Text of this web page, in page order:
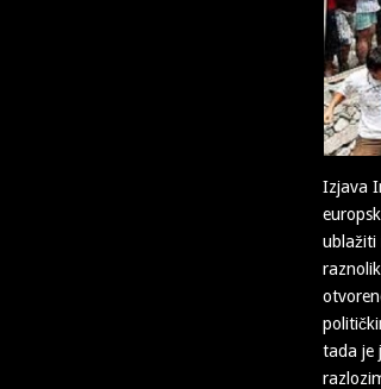
Izjava
ublažiti
tada je